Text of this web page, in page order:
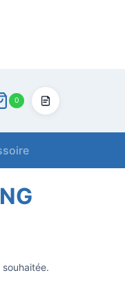
0
Devis